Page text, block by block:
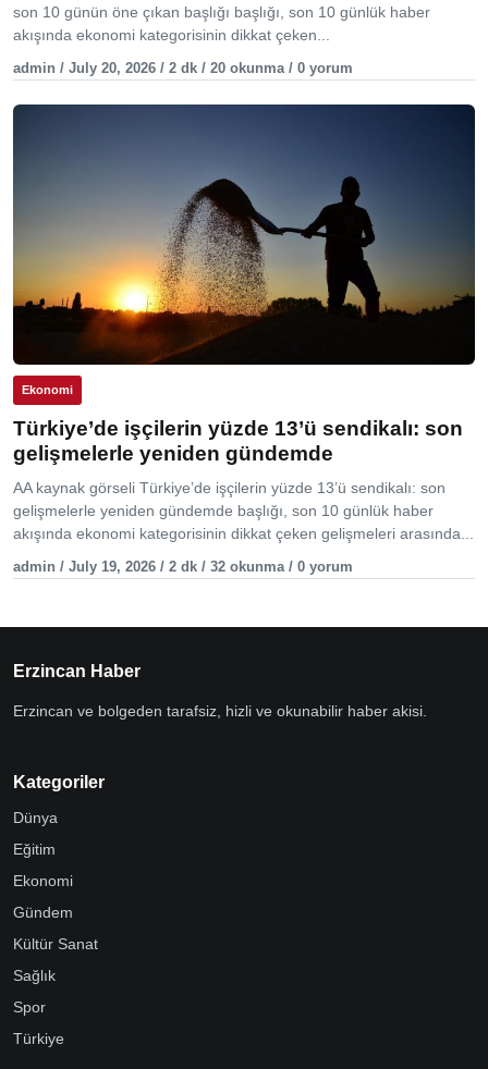
son 10 günün öne çıkan başlığı başlığı, son 10 günlük haber
akışında ekonomi kategorisinin dikkat çeken...
admin / July 20, 2026 / 2 dk / 20 okunma / 0 yorum
Ekonomi
Türkiye’de işçilerin yüzde 13’ü sendikalı: son
gelişmelerle yeniden gündemde
AA kaynak görseli Türkiye’de işçilerin yüzde 13’ü sendikalı: son
gelişmelerle yeniden gündemde başlığı, son 10 günlük haber
akışında ekonomi kategorisinin dikkat çeken gelişmeleri arasında...
admin / July 19, 2026 / 2 dk / 32 okunma / 0 yorum
Erzincan Haber
Erzincan ve bolgeden tarafsiz, hizli ve okunabilir haber akisi.
Kategoriler
Dünya
Eğitim
Ekonomi
Gündem
Kültür Sanat
Sağlık
Spor
Türkiye